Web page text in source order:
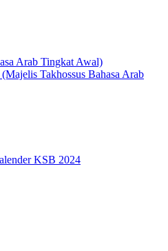
Arab Tingkat Awal)
Takhossus Bahasa Arab
KSB 2024